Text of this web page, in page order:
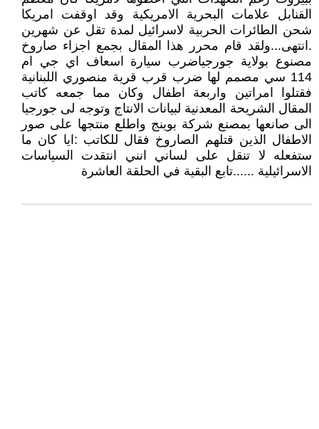
القنابل علامات البحرية الامريكية وقد اوقفت امريكا
شحن الطائرات الحربية لاسرائيل لمدة تقل عن شهرين
.انتهى...ولقد قام محرر هذا المقال بجمع اجزاء صاروخ
مصنوع بولاية جورجياضرب سيارة اسعاف اي جي ام
114 سي مصمم لها ضرب قرب قرية منصوري اللبنانية
فقتلوا امراتين واربعة اطفال وكان مما جمعه كاتب
المقال الشريحة المعدنية لبيانات الانتاج وتوجه لى جورجيا
الى صانعها بمصنع شركة بوينج واطلع منتجها على صور
الاطفال الذين قتلهم الصاروخ فقال للكاتب :ايا كان ما
ستفعله لا تنقل على لساني انني انتقدت السياسات
الاسرائيلية ......تابع البقية في الحلقة العاشرة